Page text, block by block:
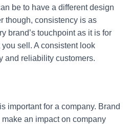
be to have a different design
though, consistency is as
brand’s touchpoint as it is for
sell. A consistent look
and reliability customers.
important for a company. Brand
an impact on company